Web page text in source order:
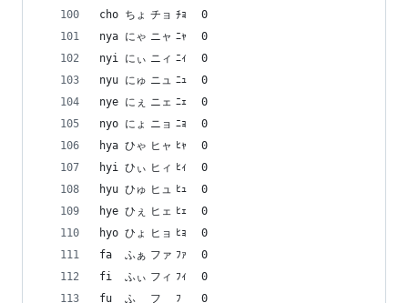
cho	ちょ	チョ	ﾁｮ	0
nya	にゃ	ニャ	ﾆｬ	0
nyi	にぃ	ニィ	ﾆｨ	0
nyu	にゅ	ニュ	ﾆｭ	0
nye	にぇ	ニェ	ﾆｪ	0
nyo	にょ	ニョ	ﾆｮ	0
hya	ひゃ	ヒャ	ﾋｬ	0
hyi	ひぃ	ヒィ	ﾋｨ	0
hyu	ひゅ	ヒュ	ﾋｭ	0
hye	ひぇ	ヒェ	ﾋｪ	0
hyo	ひょ	ヒョ	ﾋｮ	0
fa	ふぁ	ファ	ﾌｧ	0
fi	ふぃ	フィ	ﾌｨ	0
fu	ふ	フ	ﾌ	0